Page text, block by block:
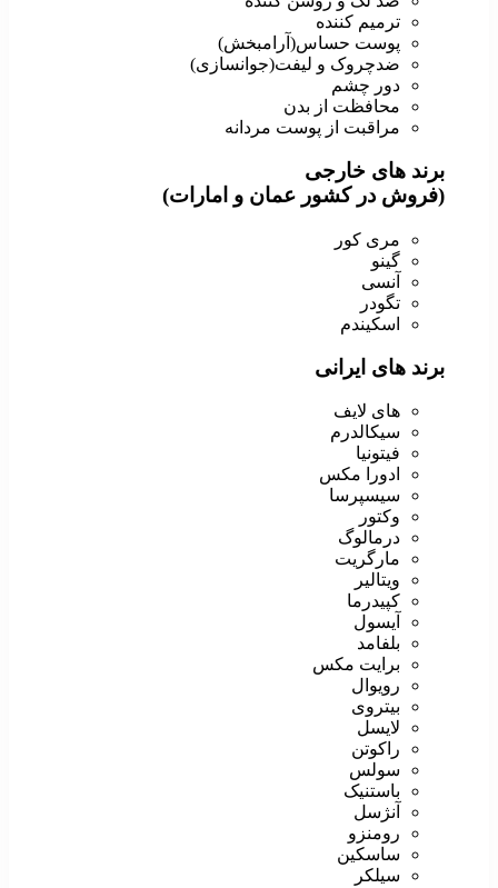
ترمیم کننده
پوست حساس(آرامبخش)
ضدچروک و لیفت(جوانسازی)
دور چشم
محافظت از بدن
مراقبت از پوست مردانه
برند های خارجی
(فروش در کشور عمان و امارات)
مری کور
گینو
آنسی
تگودر
اسکیندم
برند های ایرانی
های لایف
سیکالدرم
فیتونیا
ادورا مکس
سیسپرسا
وکتور
درمالوگ
مارگریت
ویتالیر
کپیدرما
آیسول
بلفامد
برایت مکس
رویوال
بیتروی
لایسل
راکوتن
سولس
باستنیک
آنژسل
رومنزو
ساسکین
سیلکر